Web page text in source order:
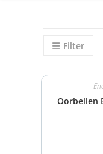
Filter
Oorbellen